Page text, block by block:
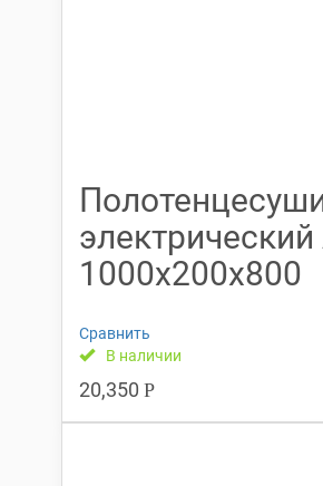
1000х200х800
Сравнить
В наличии
20,350 Р